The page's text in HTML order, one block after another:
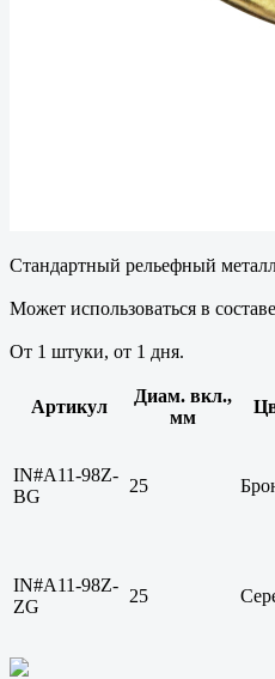
Стандартный рельефный
Может использоваться в
От 1 штуки, от 1 дня.
Артикул
Диам. вкл.,
мм
IN#A11-98Z-
BG
25
IN#A11-98Z-
ZG
25